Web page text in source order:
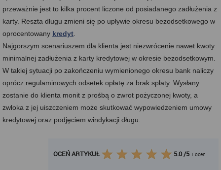
przeważnie jest to kilka procent liczone od posiadanego zadłużenia z
karty. Reszta długu zmieni się po upływie okresu bezodsetkowego w
oprocentowany kredyt
Najgorszym scenariuszem dla klienta jest niezwrócenie nawet kwoty
minimalnej zadłużenia z karty kredytowej w okresie bezodsetkowym.
W takiej sytuacji po zakończeniu wymienionego okresu bank naliczy
oprócz regulaminowych odsetek opłatę za brak spłaty. Wysłany
zostanie do klienta monit z prośbą o zwrot pożyczonej kwoty, a
zwłoka z jej uiszczeniem może skutkować wypowiedzeniem umowy
kredytowej oraz podjęciem windykacji długu.
OCEŃ ARTYKUŁ 5.0/5 1 ocen